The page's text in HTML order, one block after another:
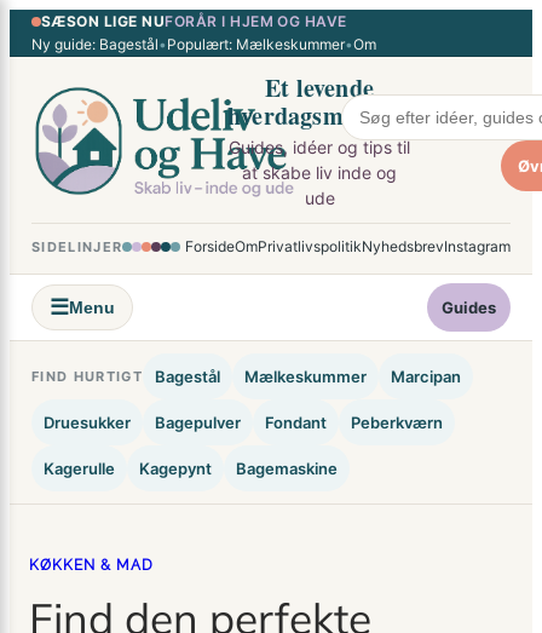
SpringSÆSON LIGE NUFORÅR I HJEM OG HAVE
Ny guide: Bagestål• Populært: Mælkeskummer•Om
Et levende
hverdagsmagasin
Guides, idéer og tips til
at skabe liv inde og
ude
SIDELINJER ForsideOmPrivatlivspolitikNyhedsbrevInstagram
☰Menu Guides
FIND HURTIGT Bagestål Mælkeskummer Marcipan
Druesukker Bagepulver Fondant Peberkværn
Kagerulle Kagepynt Bagemaskine
KØKKEN & MAD
Find den perfekte